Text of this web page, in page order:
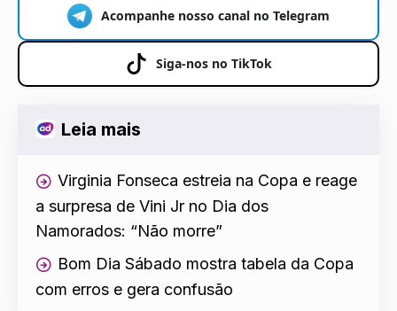
Acompanhe nosso canal no Telegram
Siga-nos no TikTok
Leia mais
Virginia Fonseca estreia na Copa e reage
a surpresa de Vini Jr no Dia dos
Namorados: “Não morre”
Bom Dia Sábado mostra tabela da Copa
com erros e gera confusão